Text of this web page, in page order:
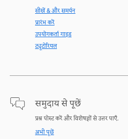
सीखें & और समर्थन
प्रारंभ करें
उपयोगकर्ता गाइड
ट्यूटोरियल
समुदाय से पूछें
प्रश्न पोस्ट करें और विशेषज्ञों से उत्तर पाएँ.
अभी पूछें